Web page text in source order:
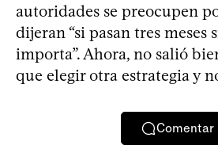
autoridades se preocupen
dijeran “si pasan tres meses
importa”. Ahora, no salió
que elegir otra estrategia y
Comentar